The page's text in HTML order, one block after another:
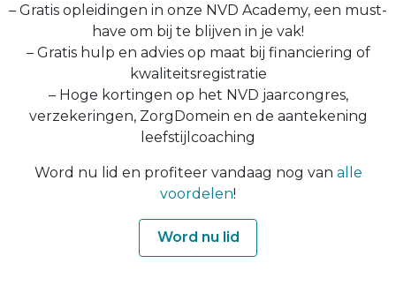
– Gratis opleidingen in onze NVD Academy, een must-
have om bij te blijven in je vak!
– Gratis hulp en advies op maat bij financiering of
kwaliteitsregistratie
– Hoge kortingen op het NVD jaarcongres,
verzekeringen, ZorgDomein en de aantekening
leefstijlcoaching
Word nu lid en profiteer vandaag nog van alle
voordelen!
Word nu lid